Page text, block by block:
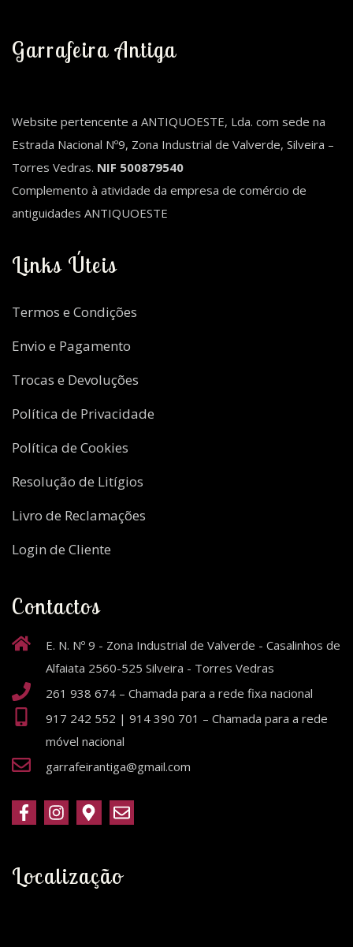
Garrafeira Antiga
Website pertencente a ANTIQUOESTE, Lda. com sede na
Estrada Nacional Nº9, Zona Industrial de Valverde, Silveira –
Torres Vedras. NIF 500879540
Complemento à atividade da empresa de comércio de
antiguidades ANTIQUOESTE
Links Úteis
Termos e Condições
Envio e Pagamento
Trocas e Devoluções
Política de Privacidade
Política de Cookies
Resolução de Litígios
Livro de Reclamações
Login de Cliente
Contactos
E. N. Nº 9 - Zona Industrial de Valverde - Casalinhos de
Alfaiata 2560-525 Silveira - Torres Vedras
261 938 674 – Chamada para a rede fixa nacional
917 242 552 | 914 390 701 – Chamada para a rede
móvel nacional
garrafeirantiga@gmail.com
Localização